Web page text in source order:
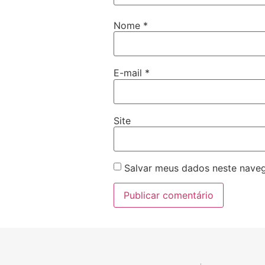
Nome *
E-mail *
Site
Salvar meus dados neste